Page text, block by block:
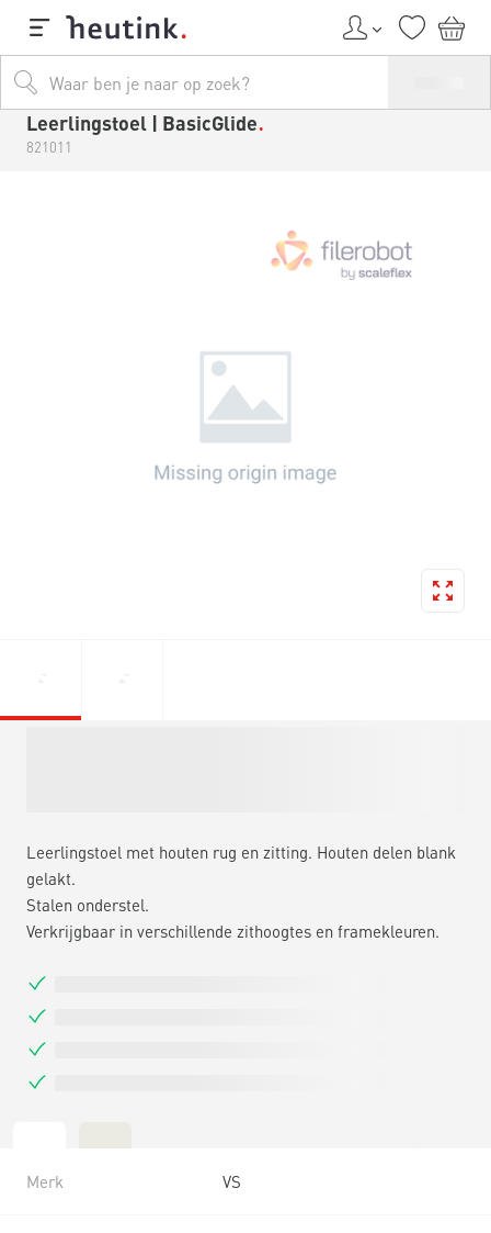
Leerlingstoel | BasicGlide
821011
Leerlingstoel met houten rug en zitting. Houten delen blank
gelakt.
Stalen onderstel.
Verkrijgbaar in verschillende zithoogtes en framekleuren.
Merk VS